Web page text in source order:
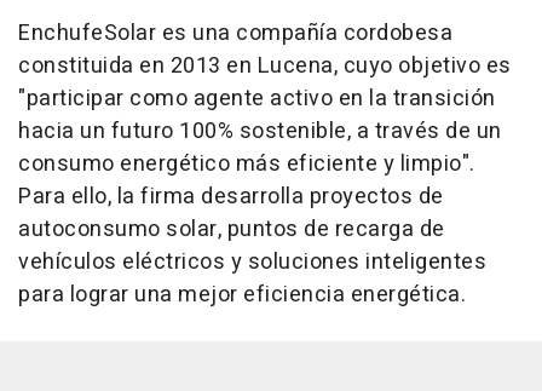
EnchufeSolar es una compañía cordobesa
constituida en 2013 en Lucena, cuyo objetivo es
"participar como agente activo en la transición
hacia un futuro 100% sostenible, a través de un
consumo energético más eficiente y limpio".
Para ello, la firma desarrolla proyectos de
autoconsumo solar, puntos de recarga de
vehículos eléctricos y soluciones inteligentes
para lograr una mejor eficiencia energética.